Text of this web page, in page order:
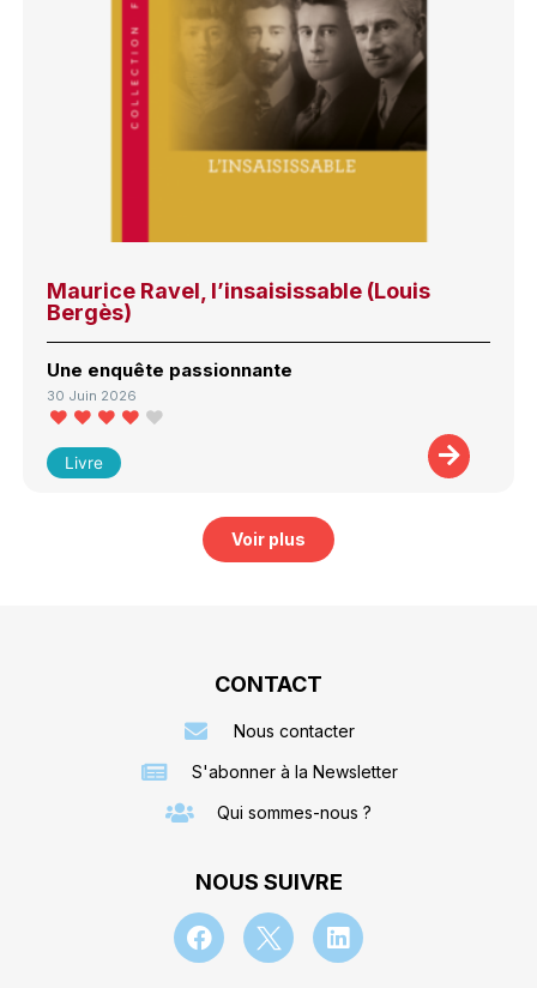
Maurice Ravel, l’insaisissable (Louis
Bergès)
Une enquête passionnante
30 Juin 2026
Livre
Voir plus
CONTACT
Nous contacter
S'abonner à la Newsletter
Qui sommes-nous ?
NOUS SUIVRE